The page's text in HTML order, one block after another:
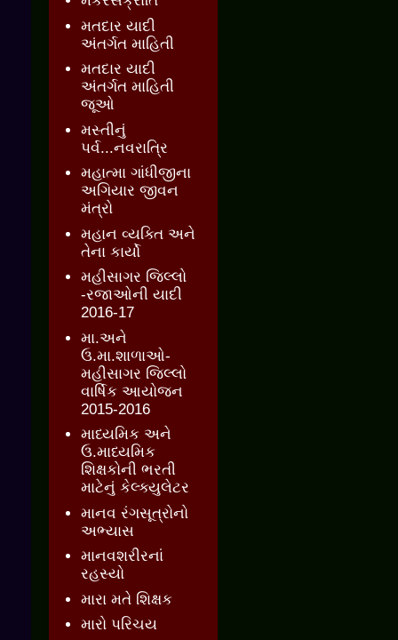
મતદાર યાદી
અંતર્ગત માહિતી
મતદાર યાદી
અંતર્ગત માહિતી
જૂઓ
મસ્તીનું
પર્વ...નવરાત્રિ
મહાત્મા ગાંધીજીના
અગિયાર જીવન
મંત્રો
મહાન વ્યક્તિ અને
તેના કાર્યો
મહીસાગર જિલ્લો
-રજાઓની યાદી
2016-17
મા.અને
ઉ.મા.શાળાઓ-
મહીસાગર જિલ્લો
વાર્ષિક આયોજન
2015-2016
માધ્યમિક અને
ઉ.માધ્યમિક
શિક્ષકોની ભરતી
માટેનું કેલ્ક્યુલેટર
માનવ રંગસૂત્રોનો
અભ્યાસ
માનવશરીરનાં
રહસ્યો
મારા મતે શિક્ષક
મારો પરિચય